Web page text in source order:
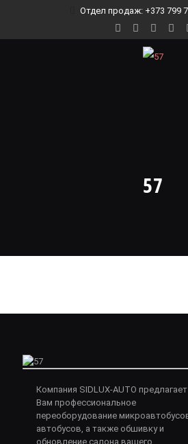
Отдел продаж: +373 799
57
Компания SIDLUX-AUTO предлагает
Вам профессиональное
переоборудование
автобусов, а также обшивку и
обновление салона вашего